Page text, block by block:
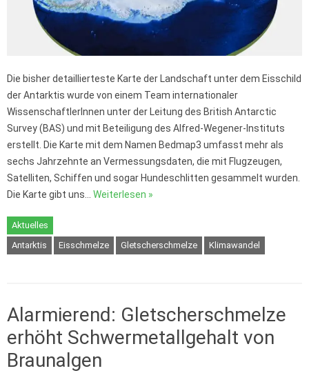
Die bisher detaillierteste Karte der Landschaft unter dem Eisschild
der Antarktis wurde von einem Team internationaler
WissenschaftlerInnen unter der Leitung des British Antarctic
Survey (BAS) und mit Beteiligung des Alfred-Wegener-Instituts
erstellt. Die Karte mit dem Namen Bedmap3 umfasst mehr als
sechs Jahrzehnte an Vermessungsdaten, die mit Flugzeugen,
Satelliten, Schiffen und sogar Hundeschlitten gesammelt wurden.
Die Karte gibt uns… Weiterlesen »
Aktuelles
Antarktis
Eisschmelze Gletscherschmelze Klimawandel
Alarmierend: Gletscherschmelze
erhöht Schwermetallgehalt von
Braunalgen